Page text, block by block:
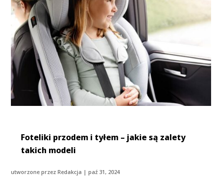
Foteliki przodem i tyłem – jakie są zalety
takich modeli
utworzone przezRedakcja |paź 31, 2024